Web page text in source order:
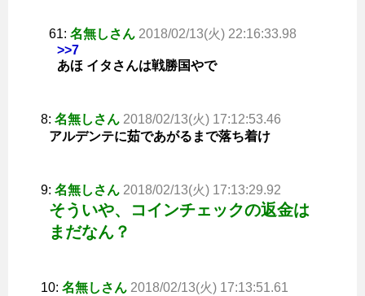
61: 名無しさん 2018/02/13(火) 22:16:33.98
>>7
あほ イタさんは戦勝国やで
8: 名無しさん 2018/02/13(火) 17:12:53.46
アルデンテに茹であがるまで落ち着け
9: 名無しさん 2018/02/13(火) 17:13:29.92
そういや、コインチェックの返金は
まだなん？
10: 名無しさん 2018/02/13(火) 17:13:51.61